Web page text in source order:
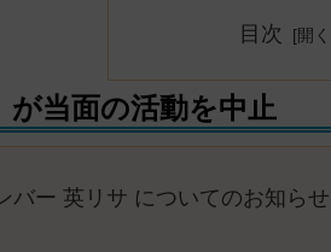
目次
が当面の活動を中止
バー 英リサ についてのお知らせ